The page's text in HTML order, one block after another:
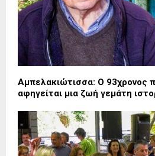
Αμπελακιώτισσα: Ο 93χρονος
αφηγείται μια ζωή γεμάτη